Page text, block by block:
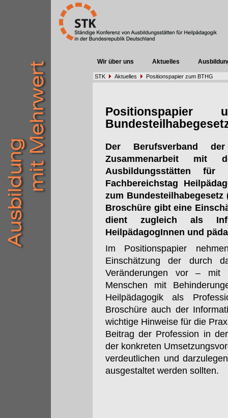
Wir über uns Aktuelles
STK Aktuelles Positionspapier zum BTHG
Der Berufsverband
Zusammenarbeit mit
Ausbildungsstätten
Fachbereichstag
zum
Broschüre gibt eine
dient zugleich als
HeilpädagogInnen und
Im Positionspapier
Einschätzung der durch
Veränderungen vor – mit
Menschen mit
Heilpädagogik als
Broschüre auch der
wichtige Hinweise für die
Beitrag der Profession in
der konkreten
verdeutlichen und
ausgestaltet werden sollten.